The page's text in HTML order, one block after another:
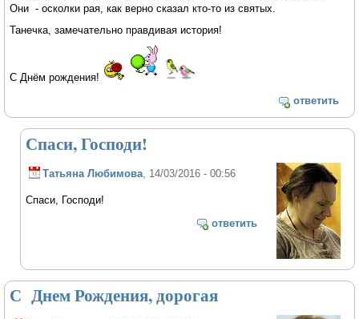
Они - осколки рая, как верно сказал кто-то из святых.
Танечка, замечательно правдивая история!
С Днём рождения!
ответить
Спаси, Господи!
Татьяна Любимова, 14/03/2016 - 00:56
Спаси, Господи!
ответить
С Днем Рождения, дорогая